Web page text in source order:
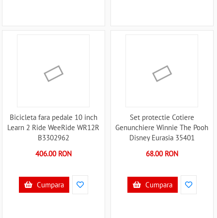
Bicicleta fara pedale 10 inch
Learn 2 Ride WeeRide WR12R
B3302962
406.00 RON
Cumpara
Set protectie Cotiere
Genunchiere Winnie The Pooh
Disney Eurasia 35401
68.00 RON
Cumpara